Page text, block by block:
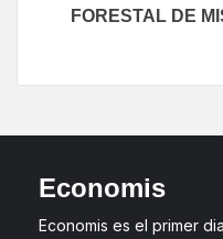
FORESTAL DE
Economis
Economis es el primer